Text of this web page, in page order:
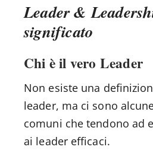
Leader &
significato
Chi è il vero Leader
Non esiste una
leader, ma ci sono
comuni che tendono ad
ai leader efficaci.